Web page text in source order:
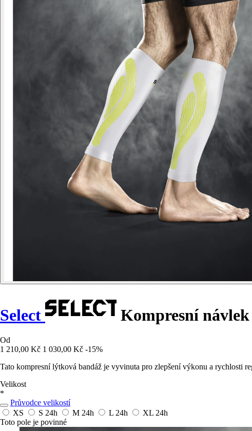
Select Kompresní
Od
1 210,00 Kč 1 030,00 Kč -15%
Tato kompresní lýtková bandáž je vyvinuta pro zlepšení výkonu a rychlosti
Velikost
*
Průvodce velikostí
XS
S 24h M 24h L 24h XL 24h
Toto pole je povinné